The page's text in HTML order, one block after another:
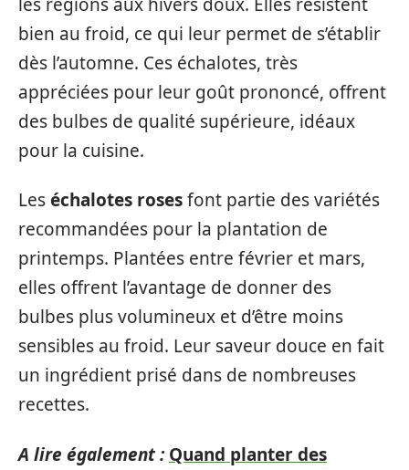
bien au froid, ce qui leur permet de s’établir
dès l’automne. Ces échalotes, très
appréciées pour leur goût prononcé, offrent
des bulbes de qualité supérieure, idéaux
pour la cuisine.
Leséchalotes rosesfont partie des variétés
recommandées pour la plantation de
printemps. Plantées entre février et mars,
elles offrent l’avantage de donner des
bulbes plus volumineux et d’être moins
sensibles au froid. Leur saveur douce en fait
un ingrédient prisé dans de nombreuses
recettes.
A lire également : Quand planter des